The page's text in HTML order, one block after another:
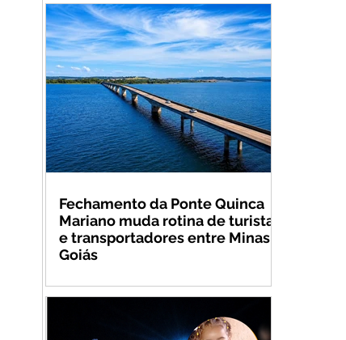
Fechamento da Ponte Quinca
Mariano muda rotina de turistas
e transportadores entre Minas e
Goiás